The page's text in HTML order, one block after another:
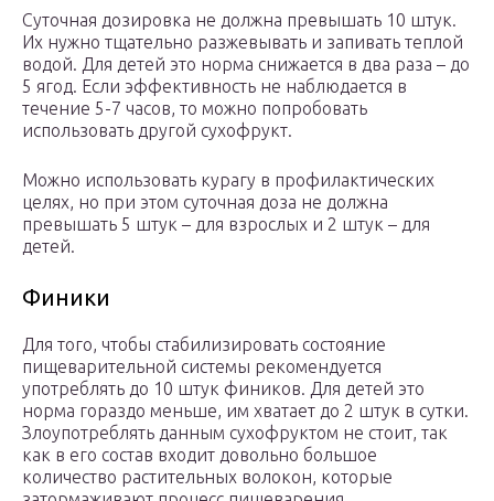
Суточная дозировка не должна превышать 10 штук.
Их нужно тщательно разжевывать и запивать теплой
водой. Для детей это норма снижается в два раза – до
5 ягод. Если эффективность не наблюдается в
течение 5-7 часов, то можно попробовать
использовать другой сухофрукт.
Можно использовать курагу в профилактических
целях, но при этом суточная доза не должна
превышать 5 штук – для взрослых и 2 штук – для
детей.
Финики
Для того, чтобы стабилизировать состояние
пищеварительной системы рекомендуется
употреблять до 10 штук фиников. Для детей это
норма гораздо меньше, им хватает до 2 штук в сутки.
Злоупотреблять данным сухофруктом не стоит, так
как в его состав входит довольно большое
количество растительных волокон, которые